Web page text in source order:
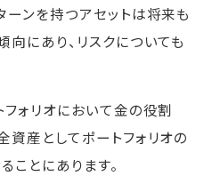
ーンを持つアセットは将来も
にあり、リスクについても
フォリオにおいて金の役割
資産としてポートフォリオの
ことにあります。